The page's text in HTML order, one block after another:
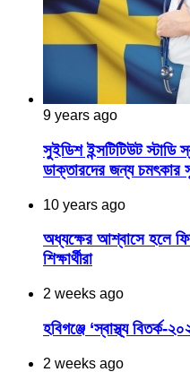
9 years ago
সুইডিশ ইন্সটিটিউট
ডাক্তারদের জন্য চমৎকার
10 years ago
অধ্যক্ষের আশ্বাসে হলে
শিক্ষার্থীরা
2 weeks ago
হবিগঞ্জে ‘স্বাস্থ্য বিতর্ক-
2 weeks ago